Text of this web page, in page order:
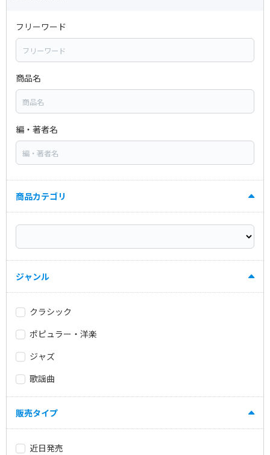
フリーワード
商品名
編・著者名
商品カテゴリ
ジャンル
クラシック
ポピュラー・洋楽
ジャズ
歌謡曲
販売タイプ
近日発売